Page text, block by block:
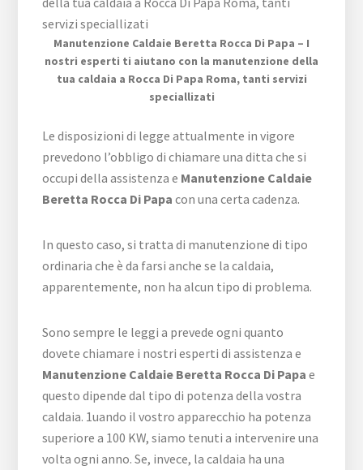
Manutenzione Caldaie Beretta Rocca Di Papa – I
nostri esperti ti aiutano con la manutenzione della
tua caldaia a Rocca Di Papa Roma, tanti servizi
speciallizati
Le disposizioni di legge attualmente in vigore
prevedono l’obbligo di chiamare una ditta che si
occupi della assistenza e Manutenzione Caldaie
Beretta Rocca Di Papa con una certa cadenza.
In questo caso, si tratta di manutenzione di tipo
ordinaria che è da farsi anche se la caldaia,
apparentemente, non ha alcun tipo di problema.
Sono sempre le leggi a prevede ogni quanto
dovete chiamare i nostri esperti di assistenza e
Manutenzione Caldaie Beretta Rocca Di Papa e
questo dipende dal tipo di potenza della vostra
caldaia. 1uando il vostro apparecchio ha potenza
superiore a 100 KW, siamo tenuti a intervenire una
volta ogni anno. Se, invece, la caldaia ha una